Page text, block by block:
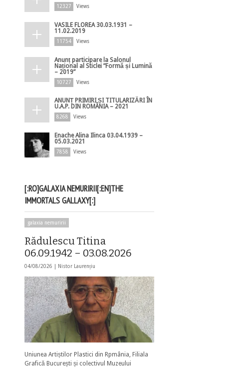
12327 Views
VASILE FLOREA 30.03.1931 –
11.02.2019
11754 Views
Anunț participare la Salonul
Național al Sticlei ”Formă și Lumină
– 2019”
10727 Views
ANUNȚ PRIMIRI ȘI TITULARIZĂRI ÎN
U.A.P. DIN ROMÂNIA – 2021
8268 Views
Enache Alina Ilinca 03.04.1939 –
05.03.2021
7858 Views
[:RO]GALAXIA NEMURIRII[:EN]THE
IMMORTALS GALLAXY[:]
galaxia nemuririi
Rădulescu Titina
06.09.1942 – 03.08.2026
04/08/2026 | Nistor Laurențiu
Uniunea Artiștilor Plastici din Rpmânia, Filiala
Grafică București și colectivul Muzeului